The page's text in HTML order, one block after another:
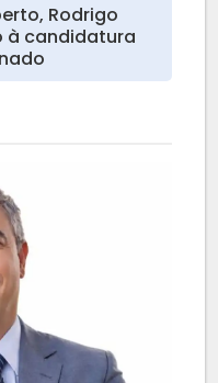
Rodrigo
à candidatura